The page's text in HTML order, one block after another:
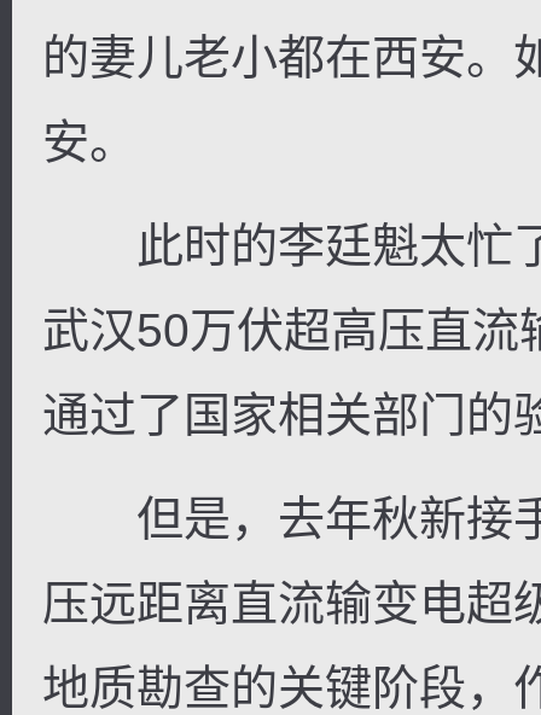
的妻儿老小都在西安。
安。
此时的李廷魁太忙
武汉50万伏超高压直
通过了国家相关部门的
但是，去年秋新接
压远距离直流输变电超
地质勘查的关键阶段，